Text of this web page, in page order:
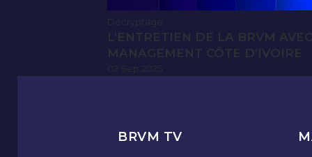
L’ENTRETIEN DE LA BRVM
MANAGEMENT CÔTE D’IVOIRE
BRVM TV